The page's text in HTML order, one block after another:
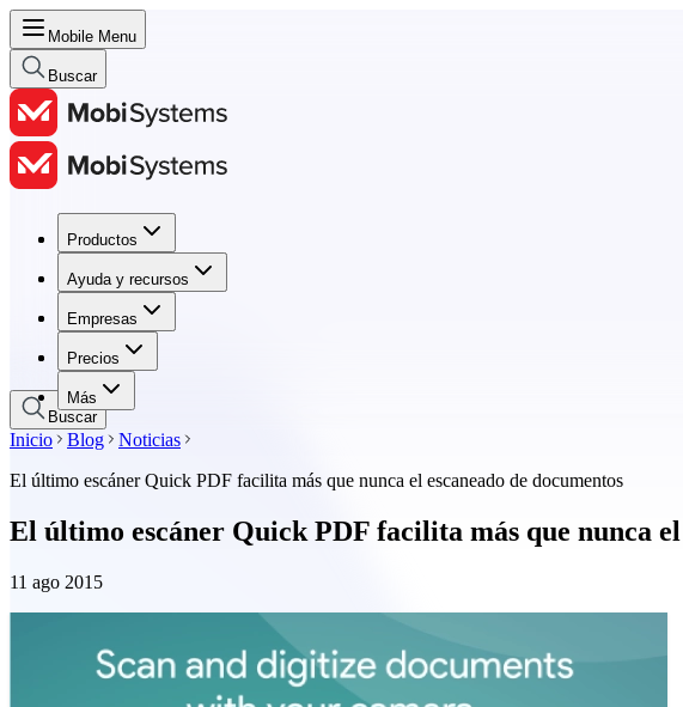
Mobile Menu
Buscar
Productos
Ayuda y recursos
Empresas
Precios
Más
Productos
Ayuda y recursos
Empresas
Precios
Buscar
Inicio Blog
Noticias
El último escáner Quick PDF facilita más que nunca el escaneado de documentos
El último escáner Quick PDF facilita más que nunca el
11 ago 2015